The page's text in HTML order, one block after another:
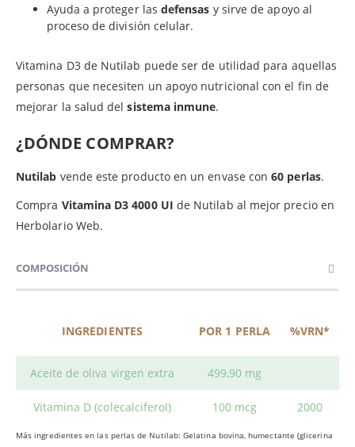
Ayuda a proteger las defensas y sirve de apoyo al
proceso de división celular.
Vitamina D3 de Nutilab puede ser de utilidad para aquellas
personas que necesiten un apoyo nutricional con el fin de
mejorar la salud delsistema inmune.
¿DÓNDE COMPRAR?
Nutilab vende este producto en un envase con60 perlas.
Compra Vitamina D3 4000 UI de Nutilab al mejor precio en
Herbolario Web.
COMPOSICIÓN
INGREDIENTES POR 1 PERLA %VRN*
Aceite de oliva virgen extra 499,90 mg
Vitamina D (colecalciferol) 100 mcg 2000
Más ingredientes en las perlas de Nutilab: Gelatina bovina, humectante (glicerina